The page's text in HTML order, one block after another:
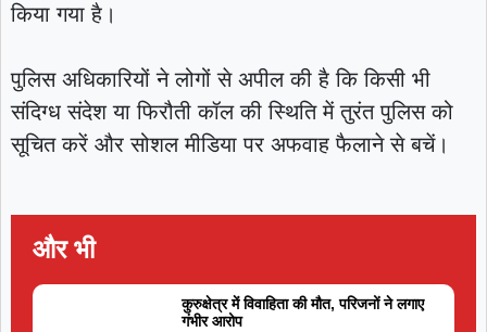
किया गया है।
पुलिस अधिकारियों ने लोगों से अपील की है कि किसी भी
संदिग्ध संदेश या फिरौती कॉल की स्थिति में तुरंत पुलिस को
सूचित करें और सोशल मीडिया पर अफवाह फैलाने से बचें।
और भी
कुरुक्षेत्र में विवाहिता की मौत, परिजनों ने लगाए
गंभीर आरोप